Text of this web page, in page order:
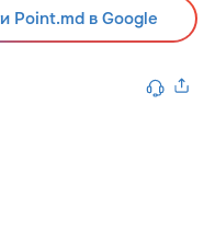
Point.md в Google